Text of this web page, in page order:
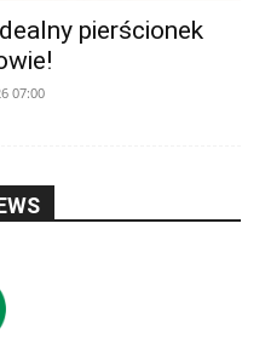
pierścionek
07:00